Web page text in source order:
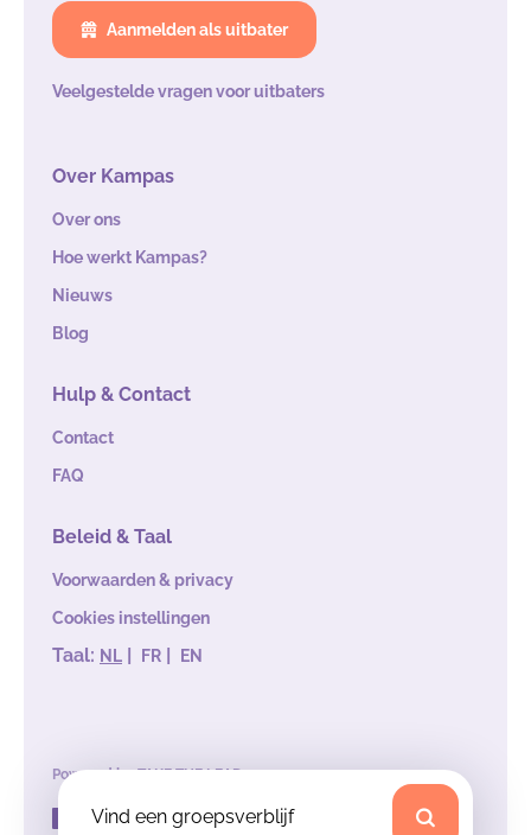
Vind een groepsverblijf
Aanmelden als uitbater
Veelgestelde vragen voor uitbaters
Over Kampas
Over ons
Hoe werkt Kampas?
Nieuws
Blog
Hulp & Contact
Contact
FAQ
Beleid & Taal
Voorwaarden & privacy
Cookies instellingen
Taal: NL | FR | EN
Powered byTAKE THE LEAD